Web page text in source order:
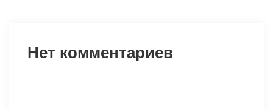
Нет комментариев